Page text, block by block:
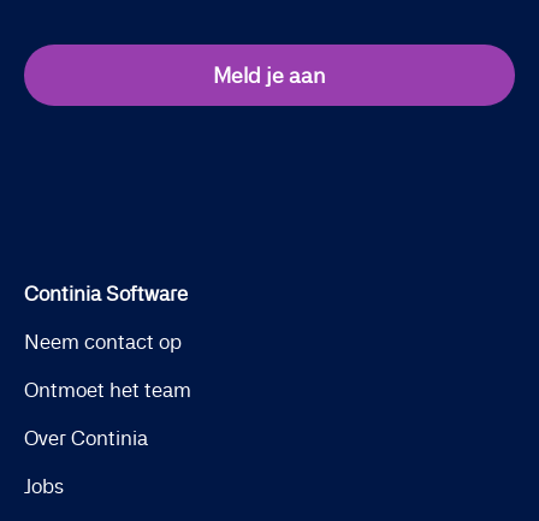
Meld je aan
Continia Software
Neem contact op
Ontmoet het team
Over Continia
Jobs